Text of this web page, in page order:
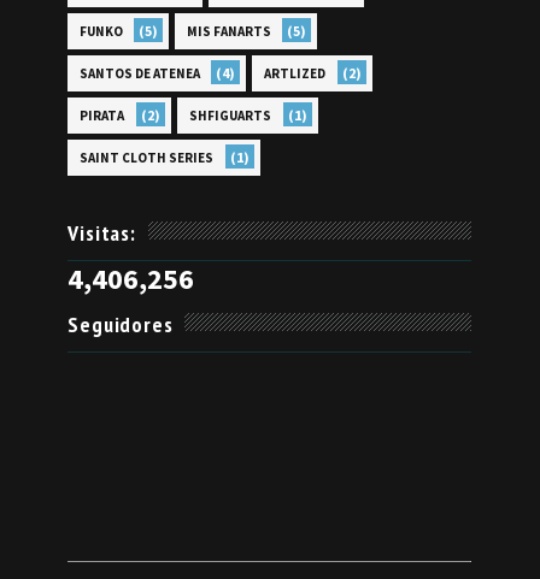
FUNKO (5) MIS FANARTS (5)
SANTOS DE ATENEA (4) ARTLIZED (2)
PIRATA (2) SHFIGUARTS (1)
SAINT CLOTH SERIES (1)
Visitas:
4,406,256
Seguidores